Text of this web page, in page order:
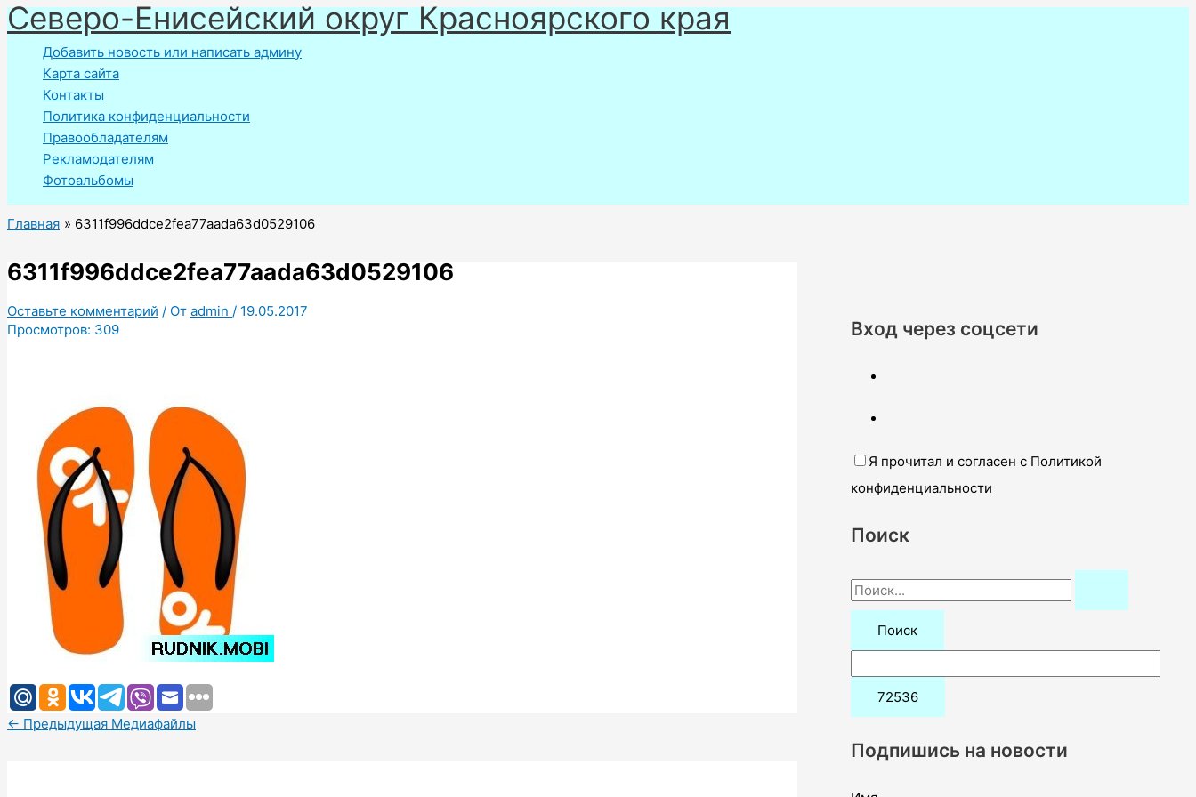
Перейти
к
содержимому
Северо-Енисейский округ Красноярского края
Добавить новость или написать админу
Карта сайта
Контакты
Политика конфиденциальности
Правообладателям
Рекламодателям
Фотоальбомы
Главная 6311f996ddce2fea77aada63d0529106
6311f996ddce2fea77aada63d0529106
Оставьте комментарий / От admin / 19.05.2017
Просмотров: 309
← Предыдущая Медиафайлы
Вход через соцсети
Я прочитал и согласен с Политикой
конфиденциальности
Поиск
П
о
:
Подпишись на новости